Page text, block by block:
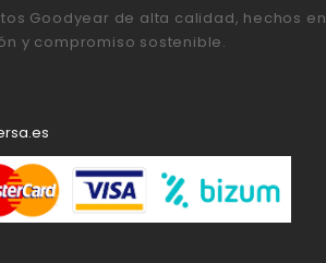
Goodyear de alta calidad, hechos en
y compromiso sostenible.